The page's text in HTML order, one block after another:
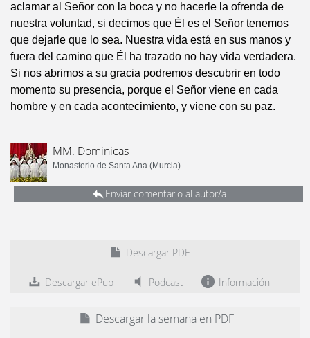
aclamar al Señor con la boca y no hacerle la ofrenda de
nuestra voluntad, si decimos que Él es el Señor tenemos
que dejarle que lo sea. Nuestra vida está en sus manos y
fuera del camino que Él ha trazado no hay vida verdadera.
Si nos abrimos a su gracia podremos descubrir en todo
momento su presencia, porque el Señor viene en cada
hombre y en cada acontecimiento, y viene con su paz.
MM. Dominicas
Monasterio de Santa Ana (Murcia)
Enviar comentario al autor/a
Descargar PDF
Descargar ePub Podcast Información
Descargar la semana en PDF